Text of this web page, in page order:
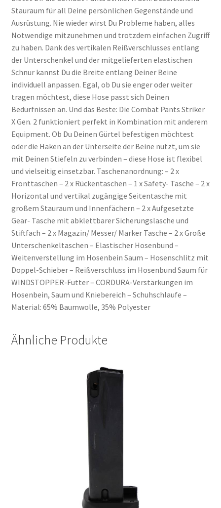
Stauraum für all Deine persönlichen Gegenstände und
Ausrüstung. Nie wieder wirst Du Probleme haben, alles
Notwendige mitzunehmen und trotzdem einfachen Zugriff
zu haben. Dank des vertikalen Reißverschlusses entlang
der Unterschenkel und der mitgelieferten elastischen
Schnur kannst Du die Breite entlang Deiner Beine
individuell anpassen. Egal, ob Du sie enger oder weiter
tragen möchtest, diese Hose passt sich Deinen
Bedürfnissen an. Und das Beste: Die Combat Pants Striker
X Gen. 2 funktioniert perfekt in Kombination mit anderem
Equipment. Ob Du Deinen Gürtel befestigen möchtest
oder die Haken an der Unterseite der Beine nutzt, um sie
mit Deinen Stiefeln zu verbinden – diese Hose ist flexibel
und vielseitig einsetzbar. Taschenanordnung: – 2 x
Fronttaschen – 2 x Rückentaschen – 1 x Safety- Tasche – 2 x
Horizontal und vertikal zugängige Seitentasche mit
großem Stauraum und Innenfächern – 2 x Aufgesetzte
Gear- Tasche mit abklettbarer Sicherungslasche und
Stiftfach – 2 x Magazin/ Messer/ Marker Tasche – 2 x Große
Unterschenkeltaschen – Elastischer Hosenbund –
Weitenverstellung im Hosenbein Saum – Hosenschlitz mit
Doppel-Schieber – Reißverschluss im Hosenbund Saum für
WINDSTOPPER-Futter – CORDURA-Verstärkungen im
Hosenbein, Saum und Kniebereich – Schuhschlaufe –
Material: 65% Baumwolle, 35% Polyester
Ähnliche Produkte